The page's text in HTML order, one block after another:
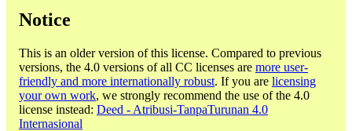
Notice
This is an older version of this license. Compared to previous
versions, the 4.0 versions of all CC licenses are more user-
friendly and more internationally robust. If you are licensing
your own work, we strongly recommend the use of the 4.0
license instead: Deed - Atribusi-TanpaTurunan 4.0
Internasional